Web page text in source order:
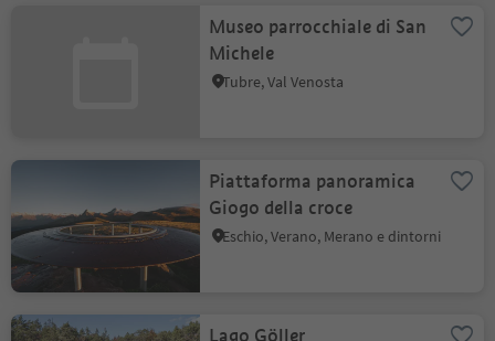
Museo parrocchiale di San
Michele
Tubre, Val Venosta
Piattaforma panoramica
Giogo della croce
Eschio, Verano, Merano e dintorni
Lago Göller